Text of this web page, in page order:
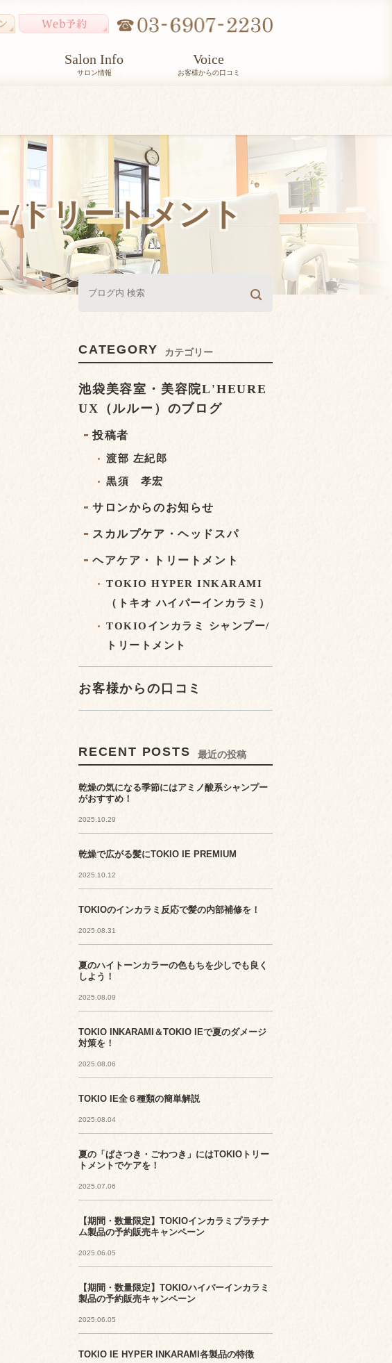
Salon Info
サロン情報
Voice
お客様からの口コミ
トリートメント
CATEGORY カテゴリー
池袋美容室・美容院L'HEURE
UX（ルルー）のブログ
投稿者
渡部 左紀郎
黒須 孝宏
サロンからのお知らせ
スカルプケア・ヘッドスパ
ヘアケア・トリートメント
TOKIO HYPER INKARAMI
（トキオ ハイパーインカラミ）
TOKIOインカラミ シャンプー/
トリートメント
お客様からの口コミ
RECENT POSTS 最近の投稿
乾燥の気になる季節にはアミノ酸系シャンプー
がおすすめ！
2025.10.29
乾燥で広がる髪にTOKIO IE PREMIUM
2025.10.12
TOKIOのインカラミ反応で髪の内部補修を！
2025.08.31
夏のハイトーンカラーの色もちを少しでも良く
しよう！
2025.08.09
TOKIO INKARAMI＆TOKIO IEで夏のダメージ
対策を！
2025.08.06
TOKIO IE全６種類の簡単解説
2025.08.04
夏の「ぱさつき・ごわつき」にはTOKIOトリー
トメントでケアを！
2025.07.06
【期間・数量限定】TOKIOインカラミプラチナ
ム製品の予約販売キャンペーン
2025.06.05
【期間・数量限定】TOKIOハイパーインカラミ
製品の予約販売キャンペーン
2025.06.05
TOKIO IE HYPER INKARAMI各製品の特徴